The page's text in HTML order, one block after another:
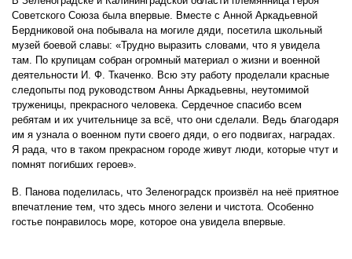
Советского Союза была впервые. Вместе с Анной Аркадьевной
Бердниковой она побывала на могиле дяди, посетила школьный
музей боевой славы: «Трудно выразить словами, что я увидела
там. По крупицам собран огромный материал о жизни и военной
деятельности И. Ф. Ткаченко. Всю эту работу проделали красные
следопыты под руководством Анны Аркадьевны, неутомимой
труженицы, прекрасного человека. Сердечное спасибо всем
ребятам и их учительнице за всё, что они сделали. Ведь благодаря
им я узнала о военном пути своего дяди, о его подвигах, наградах.
Я рада, что в таком прекрасном городе живут люди, которые чтут и
помнят погибших героев».
В. Панова поделилась, что Зеленоградск произвёл на неё приятное
впечатление тем, что здесь много зелени и чистота. Особенно
гостье понравилось море, которое она увидела впервые.